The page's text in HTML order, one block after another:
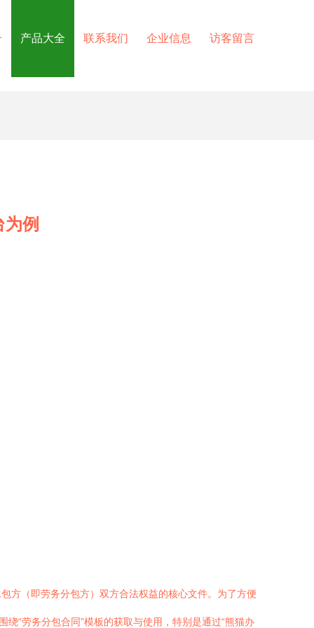
产品大全 联系我们 企业信息 访客留言
例
方（即劳务分包方）双方合法权益的核心文件。为了方便
“劳务分包合同”模板的获取与使用，特别是通过“熊猫办